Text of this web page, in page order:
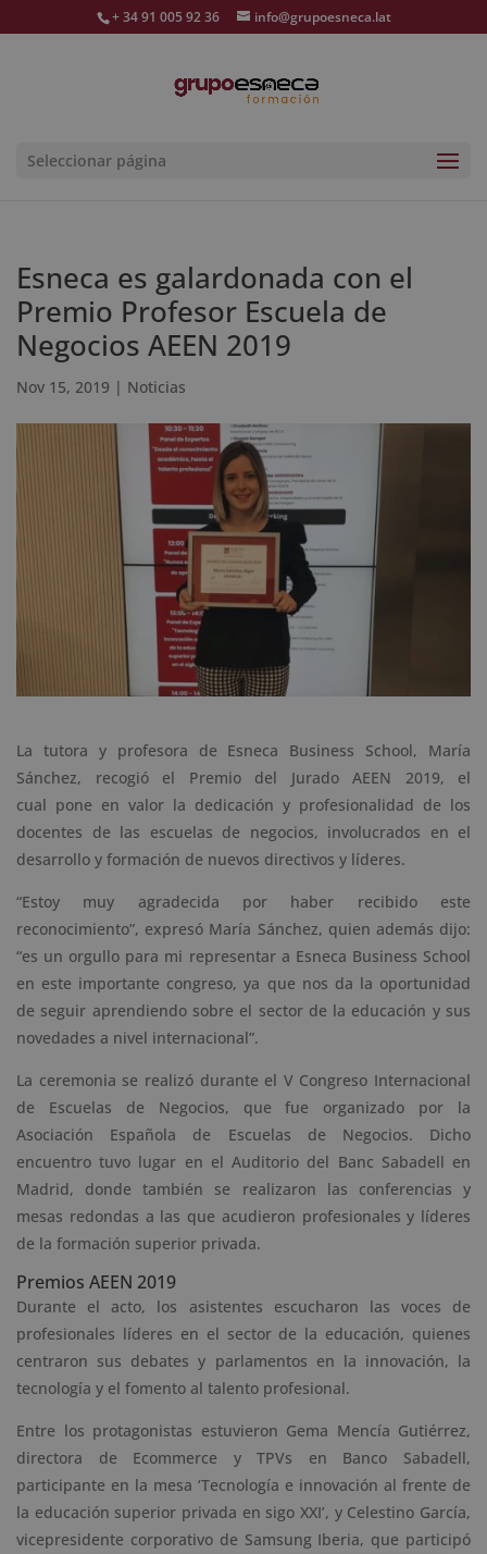
+ 34 91 005 92 36 info@grupoesneca.lat
Seleccionar página
Esneca es galardonada con el
Premio Profesor Escuela de
Negocios AEEN 2019
Nov 15, 2019 | Noticias
La tutora y profesora de Esneca Business School, María
Sánchez, recogió el Premio del Jurado AEEN 2019, el
cual pone en valor la dedicación y profesionalidad de los
docentes de las escuelas de negocios, involucrados en el
desarrollo y formación de nuevos directivos y líderes.
“Estoy muy agradecida por haber recibido este
reconocimiento”, expresó María Sánchez, quien además dijo:
“es un orgullo para mi representar a Esneca Business School
en este importante congreso, ya que nos da la oportunidad
de seguir aprendiendo sobre el sector de la educación y sus
novedades a nivel internacional”.
La ceremonia se realizó durante el V Congreso Internacional
de Escuelas de Negocios, que fue organizado por la
Asociación Española de Escuelas de Negocios. Dicho
encuentro tuvo lugar en el Auditorio del Banc Sabadell en
Madrid, donde también se realizaron las conferencias y
mesas redondas a las que acudieron profesionales y líderes
de la formación superior privada.
Premios AEEN 2019
Durante el acto, los asistentes escucharon las voces de
profesionales líderes en el sector de la educación, quienes
centraron sus debates y parlamentos en la innovación, la
tecnología y el fomento al talento profesional.
Entre los protagonistas estuvieron Gema Mencía Gutiérrez,
directora de Ecommerce y TPVs en Banco Sabadell,
participante en la mesa ‘Tecnología e innovación al frente de
la educación superior privada en sigo XXI’, y Celestino García,
vicepresidente corporativo de Samsung Iberia, que participó